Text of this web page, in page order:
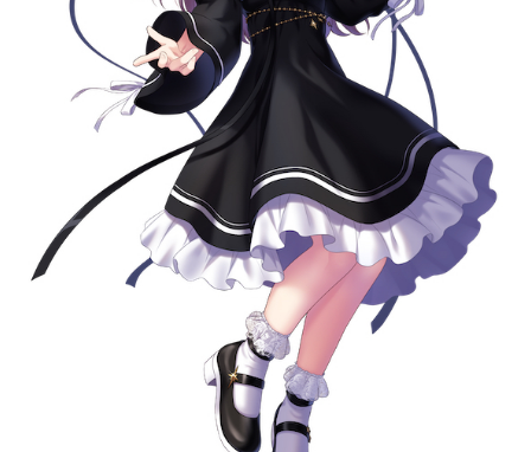
ぶいコミュ！by muevo
ぶいマガ！ by muevo
Official SNS